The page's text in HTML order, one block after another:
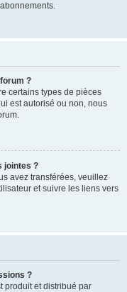
?
certains types de pièces
est autorisé ou non, nous
jointes ?
avez transférées, veuillez
et suivre les liens vers
?
produit et distribué par